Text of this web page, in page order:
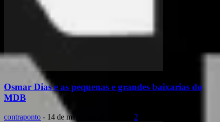
Osmar Dias e as pequenas e grandes baixarias do
MDB
contraponto - 14 de março de 2018 12:21 2